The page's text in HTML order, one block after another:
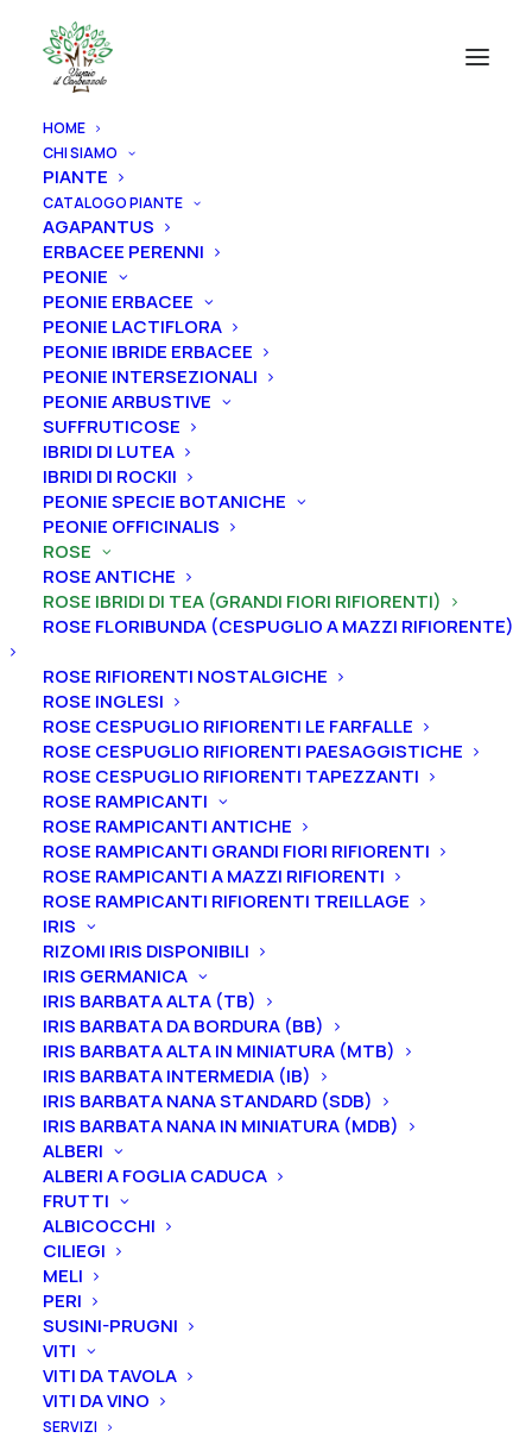
HOME
CHI SIAMO
PIANTE
CATALOGO PIANTE
AGAPANTUS
ERBACEE PERENNI
PEONIE
PEONIE ERBACEE
PEONIE LACTIFLORA
PEONIE IBRIDE ERBACEE
PEONIE INTERSEZIONALI
PEONIE ARBUSTIVE
SUFFRUTICOSE
IBRIDI DI LUTEA
IBRIDI DI ROCKII
PEONIE SPECIE BOTANICHE
PEONIE OFFICINALIS
ROSE
ROSE ANTICHE
ROSE IBRIDI DI TEA (GRANDI FIORI RIFIORENTI)
ROSE FLORIBUNDA (CESPUGLIO A MAZZI RIFIORENTE)
ROSE RIFIORENTI NOSTALGICHE
ROSE INGLESI
ROSE CESPUGLIO RIFIORENTI LE FARFALLE
ROSE CESPUGLIO RIFIORENTI PAESAGGISTICHE
ROSE CESPUGLIO RIFIORENTI TAPEZZANTI
ROSE RAMPICANTI
ROSE RAMPICANTI ANTICHE
ROSE RAMPICANTI GRANDI FIORI RIFIORENTI
ROSE RAMPICANTI A MAZZI RIFIORENTI
ROSE RAMPICANTI RIFIORENTI TREILLAGE
IRIS
RIZOMI IRIS DISPONIBILI
IRIS GERMANICA
IRIS BARBATA ALTA (TB)
IRIS BARBATA DA BORDURA (BB)
IRIS BARBATA ALTA IN MINIATURA (MTB)
IRIS BARBATA INTERMEDIA (IB)
IRIS BARBATA NANA STANDARD (SDB)
IRIS BARBATA NANA IN MINIATURA (MDB)
ALBERI
ALBERI A FOGLIA CADUCA
FRUTTI
ALBICOCCHI
CILIEGI
MELI
PERI
SUSINI-PRUGNI
VITI
VITI DA TAVOLA
VITI DA VINO
SERVIZI
Home Rose
Rose ibridi di Tea (grandi fiori rifiorenti)
Rosa ibrido di tea rifiorente “Barkarole®”
Rosa ibrido di tea rifiorente
“Barkarole®”
19,00€
La Rosa “Barkarole®” è una varietà conosciuta in tutto
il mondo. Il nobile bocciolo rosso-nero, si schiude
lentamente in un grande fiore di colore rosso scuro
vellutato dalla forma perfetta. Particolarmente adatta
per essere recisa. Crescita eretta, cespugliosa,
raggiunge i 90-100 cm; foglie larghe, verde scuro
lucente; moderatamente profumata. Il fiore non si
rovina con le piogge.
Dimensione vaso